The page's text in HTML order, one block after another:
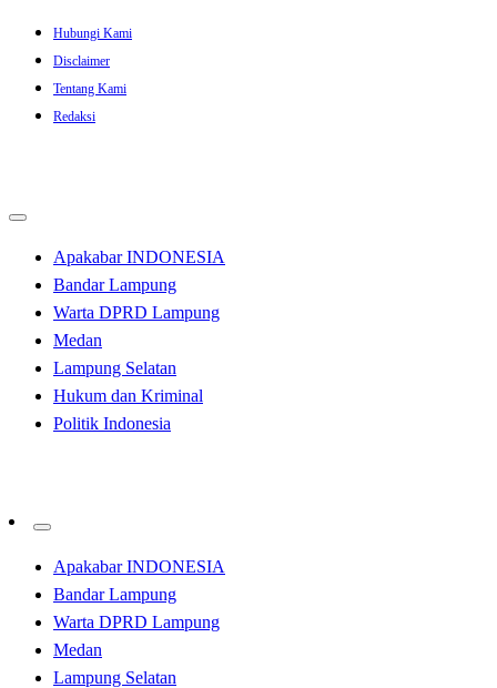
Skip
content
Hubungi Kami
Disclaimer
Tentang Kami
Redaksi
Apakabar INDONESIA
Bandar Lampung
Warta DPRD Lampung
Medan
Lampung Selatan
Hukum dan Kriminal
Politik Indonesia
Apakabar INDONESIA
Bandar Lampung
Warta DPRD Lampung
Medan
Lampung Selatan